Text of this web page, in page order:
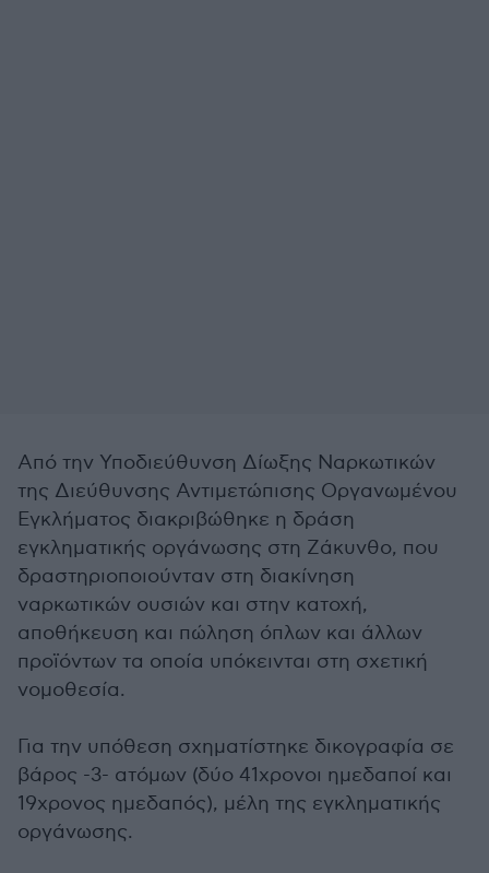
Από την Υποδιεύθυνση Δίωξης Ναρκωτικών
της Διεύθυνσης Αντιμετώπισης Οργανωμένου
Εγκλήματος διακριβώθηκε η δράση
εγκληματικής οργάνωσης στη Ζάκυνθο, που
δραστηριοποιούνταν στη διακίνηση
ναρκωτικών ουσιών και στην κατοχή,
αποθήκευση και πώληση όπλων και άλλων
προϊόντων τα οποία υπόκεινται στη σχετική
νομοθεσία.
Για την υπόθεση σχηματίστηκε δικογραφία σε
βάρος -3- ατόμων (δύο 41χρονοι ημεδαποί και
19χρονος ημεδαπός), μέλη της εγκληματικής
οργάνωσης.